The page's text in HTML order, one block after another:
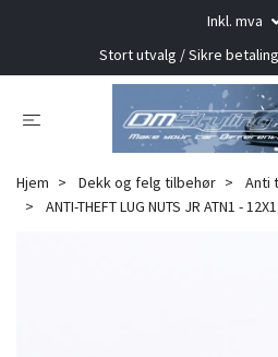
Inkl. mva
Stort utvalg / Sikre
Hjem Dekk og felg tilbehør
Anti
ANTI-THEFT LUG NUTS JR ATN1 -